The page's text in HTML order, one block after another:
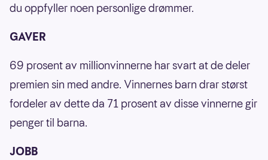
du oppfyller noen personlige drømmer.
GAVER
69 prosent av millionvinnerne har svart at de deler
premien sin med andre. Vinnernes barn drar størst
fordeler av dette da 71 prosent av disse vinnerne gir
penger til barna.
JOBB